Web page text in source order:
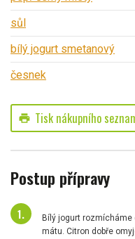
sůl
bílý jogurt smetanový
česnek
print Tisk nákupního
Postup přípravy
Bílý jogurt rozmícháme
mátu. Citron dobře